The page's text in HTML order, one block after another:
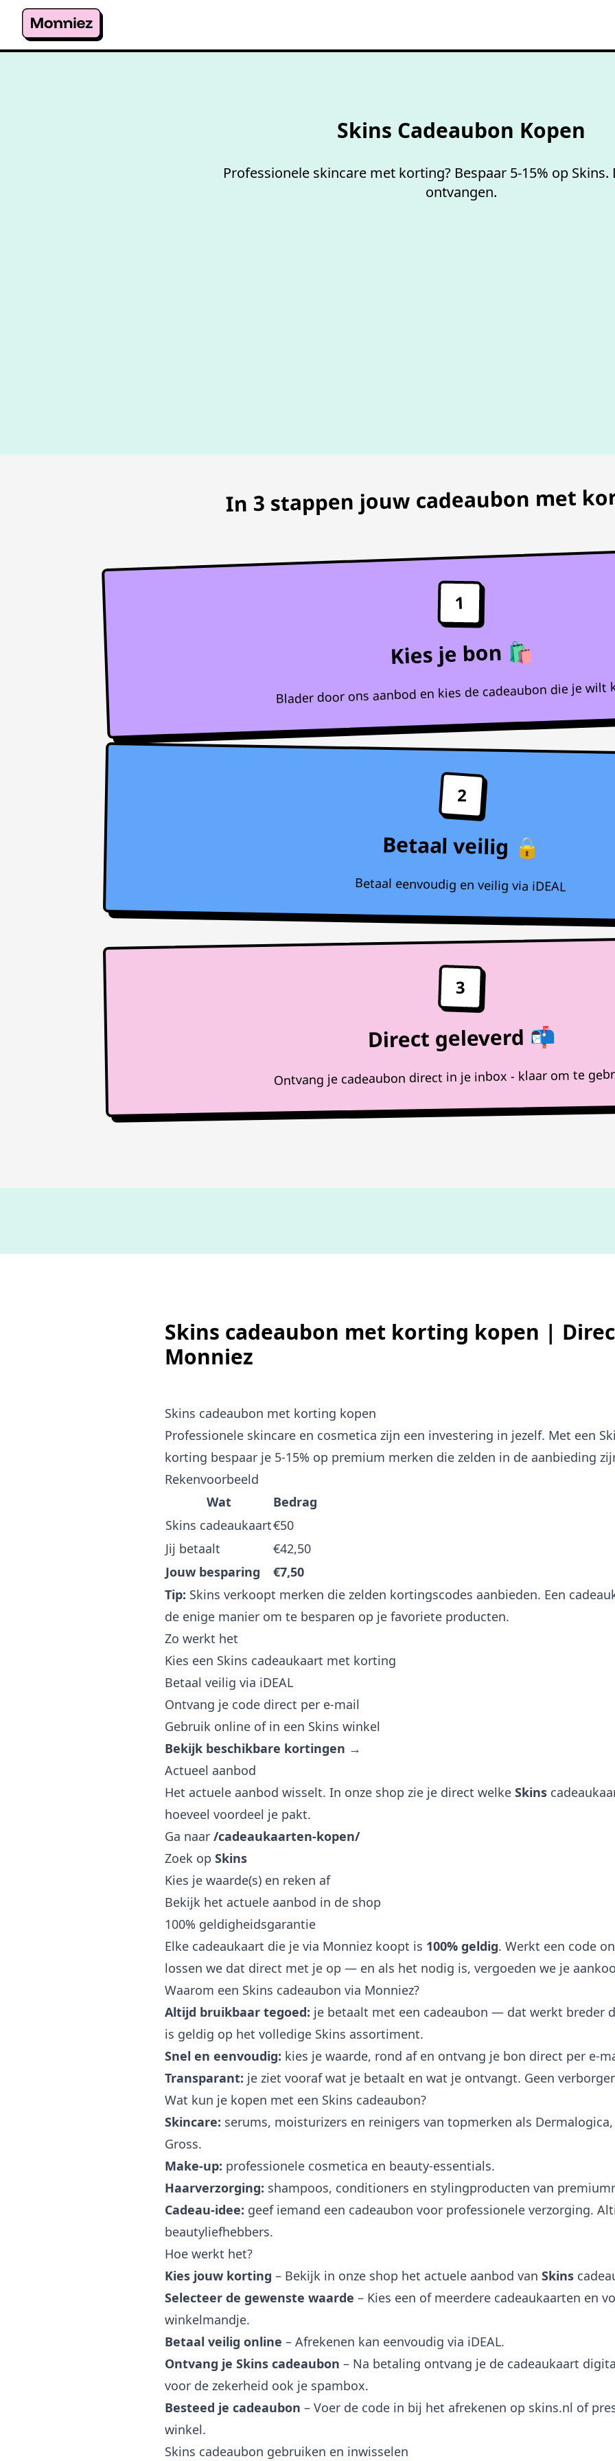
Skins Cadeaubon Kopen
Professionele skincare met korting? Bespaar 5-15% op Skins.
ontvangen.
In 3 stappen jouw cadeaubon met
1
Kies je bon 🛍️
Blader door ons aanbod en kies de cadeaubon die je wilt
2
Betaal veilig 🔒
Betaal eenvoudig en veilig via iDEAL
3
Direct geleverd 📬
Ontvang je cadeaubon direct in je inbox - klaar om te
Skins cadeaubon met korting kopen |
Monniez
Skins cadeaubon met korting kopen
Professionele skincare en cosmetica zijn een investering in jezelf. Met een
korting bespaar je 5-15% op premium merken die zelden in de aanbieding
Rekenvoorbeeld
Wat
Bedrag
Skins cadeaukaart€50
Jij betaalt
€42,50
Jouw besparing
€7,50
Tip: Skins verkoopt merken die zelden kortingscodes aanbieden. Een
de enige manier om te besparen op je favoriete producten.
Zo werkt het
Kies een Skins cadeaukaart met korting
Betaal veilig via iDEAL
Ontvang je code direct per e-mail
Gebruik online of in een Skins winkel
Bekijk beschikbare kortingen →
Actueel aanbod
Het actuele aanbod wisselt. In onze shop zie je direct welke Skins
hoeveel voordeel je pakt.
Ga naar /cadeaukaarten-kopen/
Zoek op Skins
Kies je waarde(s) en reken af
Bekijk het actuele aanbod in de shop
100% geldigheidsgarantie
Elke cadeaukaart die je via Monniez koopt is 100% geldig. Werkt een code
lossen we dat direct met je op — en als het nodig is, vergoeden we je
Waarom een Skins cadeaubon via Monniez?
Altijd bruikbaar tegoed: je betaalt met een cadeaubon — dat werkt breder
is geldig op het volledige Skins assortiment.
Snel en eenvoudig: kies je waarde, rond af en ontvang je bon direct per e-
Transparant: je ziet vooraf wat je betaalt en wat je ontvangt. Geen
Wat kun je kopen met een Skins cadeaubon?
Skincare: serums, moisturizers en reinigers van topmerken als Dermalogica,
Gross.
Make-up: professionele cosmetica en beauty-essentials.
Haarverzorging: shampoos, conditioners en stylingproducten van
Cadeau-idee: geef iemand een cadeaubon voor professionele verzorging.
beautyliefhebbers.
Hoe werkt het?
Kies jouw korting – Bekijk in onze shop het actuele aanbod van Skins
Selecteer de gewenste waarde – Kies een of meerdere cadeaukaarten en
winkelmandje.
Betaal veilig online – Afrekenen kan eenvoudig via iDEAL.
Ontvang je Skins cadeaubon – Na betaling ontvang je de cadeaukaart
voor de zekerheid ook je spambox.
Besteed je cadeaubon – Voer de code in bij het afrekenen op skins.nl of
winkel.
Skins cadeaubon gebruiken en inwisselen